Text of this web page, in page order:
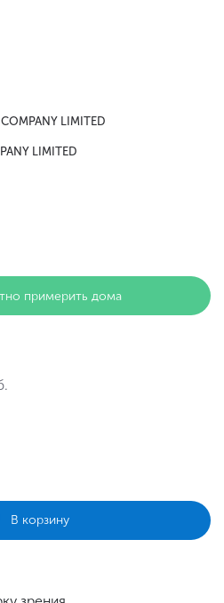
LIMITED
LIMITED
примерить дома
В корзину